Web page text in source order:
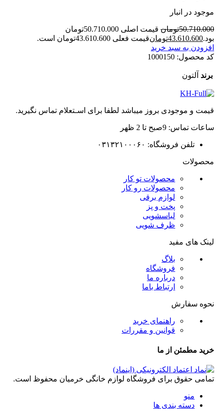
موجود در انبار
50.710.000تومان
قیمت اصلی 50.710.000تومان
بود.43.610.600تومانقیمت فعلی 43.610.600تومان است.
افزودن به سبد خرید
کد محصول: 1000150
برند آلتون
قیمت و موجودی بروز میباشد لطفا برای اسـتعلام تماس نگیرید.
ساعات تماس: 9صبح تا 2 ظهر
تلفن فروشگاه: ۰۳۱۳۲۱۰۰۰۶۰
محصولات
محصولات تو کار
محصولات رو کار
لوازم برقی
پخت و پز
لباسشویی
ظرف شویی
لینک های مفید
بلاگ
فروشگاه
درباره ما
ارتباط باما
نحوه سفارش
راهنمای خرید
قوانین و مقررات
خرید مطمئن از ما
تمامی حقوق برای فروشگاه لوازم خانگی خرمیان محفوظ است.
منو
دسته بندی ها